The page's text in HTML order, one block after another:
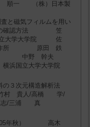
一 （株）日本製
と磁気フィルムを用い
さの確認方法 笠
大学大学院 佐
製作所 原田 鉄
株） 中野 幹夫
国立大学大学院
の３次元構造解析法
村 貴人/高橋 学/
志/三浦 真
2005年秋） 高木